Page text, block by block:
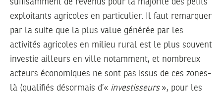
suffisamment de revenus pour la majorité des petits
exploitants agricoles en particulier. Il faut remarquer
par la suite que la plus value générée par les
activités agricoles en milieu rural est le plus souvent
investie ailleurs en ville notamment, et nombreux
acteurs économiques ne sont pas issus de ces zones-
là (qualifiés désormais d’« investisseurs», pour les